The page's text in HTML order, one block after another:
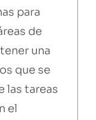
para
de
una
que se
las tareas
el